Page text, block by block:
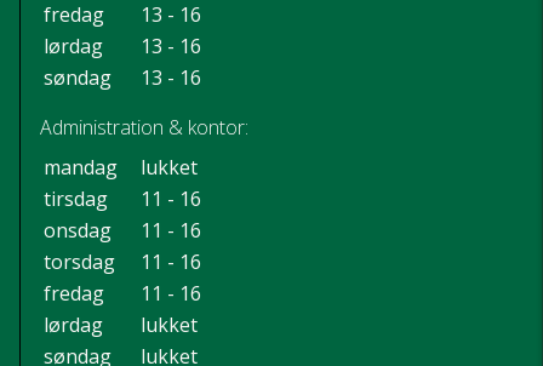
fredag
13 - 16
lørdag
13 - 16
søndag
13 - 16
Administration & kontor:
mandag
lukket
tirsdag
11 - 16
onsdag
11 - 16
torsdag
11 - 16
fredag
11 - 16
lørdag
lukket
søndag
lukket